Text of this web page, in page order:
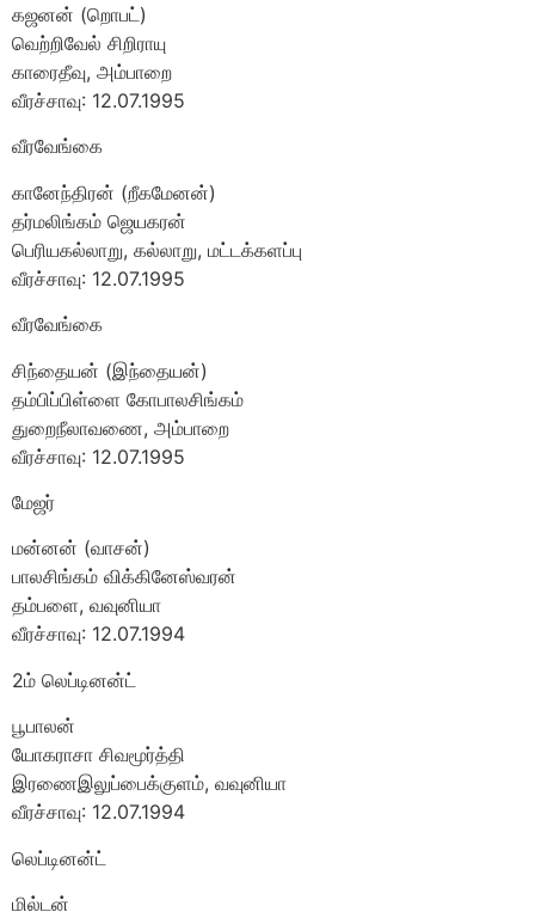
கஜனன் (றொபட்)
வெற்றிவேல் சிறிராயு
காரைதீவு, அம்பாறை
வீரச்சாவு: 12.07.1995
வீரவேங்கை
கானேந்திரன் (றீகமேனன்)
தர்மலிங்கம் ஜெயகரன்
பெரியகல்லாறு, கல்லாறு, மட்டக்களப்பு
வீரச்சாவு: 12.07.1995
வீரவேங்கை
சிந்தையன் (இந்தையன்)
தம்பிப்பிள்ளை கோபாலசிங்கம்
துறைநீலாவணை, அம்பாறை
வீரச்சாவு: 12.07.1995
மேஜர்
மன்னன் (வாசன்)
பாலசிங்கம் விக்கினேஸ்வரன்
தம்பளை, வவுனியா
வீரச்சாவு: 12.07.1994
2ம் லெப்டினன்ட்
பூபாலன்
யோகராசா சிவமூர்த்தி
இரணைஇலுப்பைக்குளம், வவுனியா
வீரச்சாவு: 12.07.1994
லெப்டினன்ட்
மில்டன்